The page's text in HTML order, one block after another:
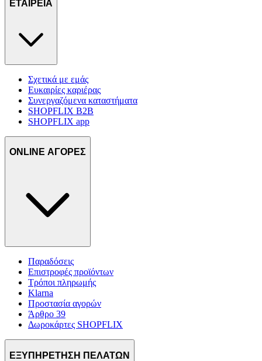
ΕΤΑΙΡΕΙΑ
Σχετικά με εμάς
Ευκαιρίες καριέρας
Συνεργαζόμενα καταστήματα
SHOPFLIX B2B
SHOPFLIX app
ONLINE ΑΓΟΡΕΣ
Παραδόσεις
Επιστροφές προϊόντων
Τρόποι πληρωμής
Klarna
Προστασία αγορών
Άρθρο 39
Δωροκάρτες SHOPFLIX
ΕΞΥΠΗΡΕΤΗΣΗ ΠΕΛΑΤΩΝ